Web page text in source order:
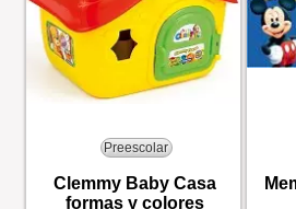
Preescolar
Clemmy Baby Casa
formas y colores